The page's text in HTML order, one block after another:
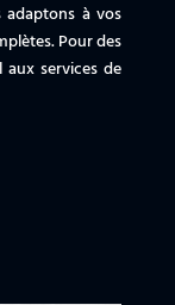
adaptons à vos
Pour des
aux services de